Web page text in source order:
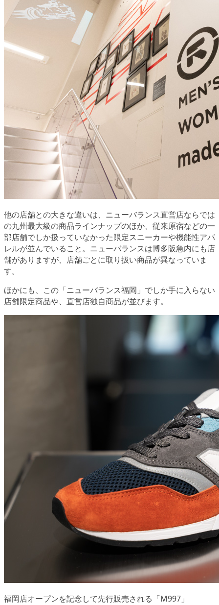
他の店舗との大きな違いは、ニューバランス直営店ならでは
の九州最大級の商品ラインナップのほか、従来原宿などの一
部店舗でしか扱っていなかった限定スニーカーや機能性アパ
レルが並んでいること。ニューバランスは博多阪急内にも店
舗がありますが、店舗ごとに取り扱い商品が異なっていま
す。
ほかにも、この「ニューバランス福岡」でしか手に入らない
店舗限定商品や、直営店独自商品が並びます。
福岡店オープンを記念して先行販売される「M997」